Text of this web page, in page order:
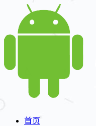
首页